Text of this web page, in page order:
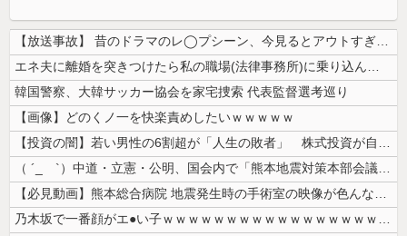
【放送事故】 昔のドラマのレ◯プシーン、今見るとアウトすぎる・・・
エネ夫に離婚を突きつけたら私の職場(法律事務所)に乗り込んできた 堂々...
韓国警察、大韓サッカー協会を家宅捜索 代表監督選考巡り
【画像】どのくノ一を快楽責めしたいｗｗｗｗｗ
【投資の闇】若い男性の6割超が「人生の敗者」 株式投資が自信喪失の原因...
（ ´_ゝ`）中道・立憲・公明、国会内で「熊本地震対策本部会議」各省庁...
【必見動画】熊本総合病院 地震発生時の手術室の映像が色んな意味で衝撃的...
乃木坂で一番顔がエ●い子ｗｗｗｗｗｗｗｗｗｗｗｗｗｗｗｗｗｗｗ